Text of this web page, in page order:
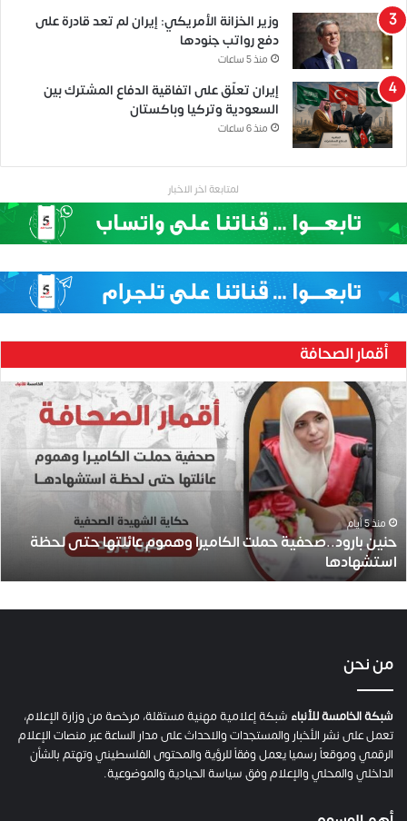
وزير الخزانة الأمريكي: إيران لم تعد قادرة على
دفع رواتب جنودها
منذ 5 ساعات
إيران تعلّق على اتفاقية الدفاع المشترك بين
السعودية وتركيا وباكستان
منذ 6 ساعات
لمتابعة اخر الاخبار
أقمار الصحافة
حنين
بارود..صحفية
حملت
وهموم
عائلتها
حتى
لحظة
استشهادها
منذ 5 أيام
حنين بارود..صحفية حملت الكاميرا وهموم عائلتها حتى لحظة
استشهادها
من نحن
شبكة الخامسة للأنباء شبكة إعلامية مهنية مستقلة، مرخصة من وزارة الإعلام،
تعمل على نشر الأخبار والمستجدات والاحداث على مدار الساعة عبر منصات الإعلام
الرقمي وموقعاً رسميا يعمل وفقاً للرؤية والمحتوى الفلسطيني وتهتم بالشأن
الداخلي والمحلي والإعلام وفق سياسة الحيادية والموضوعية.